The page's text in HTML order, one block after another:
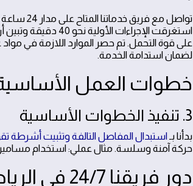
تواصل مع
استغرقت
على قوة التحمل. تم حصر الموارد اللازمة في مواد
لضمان استدامة الخدمة.
خطوات العمل الأساسية
3. تنفيذ الخطوات الأساسية
بدأنا بـاستبدال المفاصل التالفة وتثبيت أشرطة
حركة آمنة وسلسة. مثال عملي: استخدام مسامير
دور فريقنا 24/7 في الرياض